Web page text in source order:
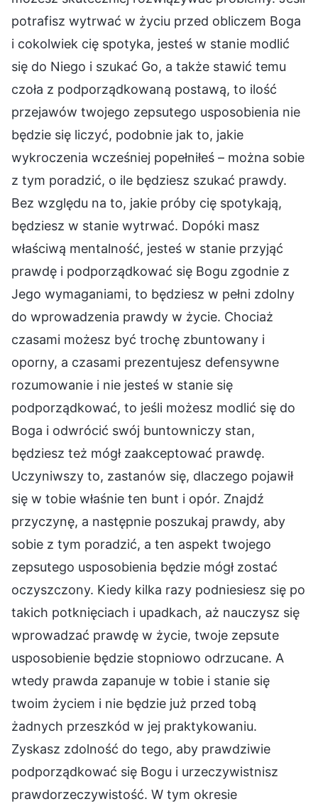
potrafisz wytrwać w życiu przed obliczem Boga
i cokolwiek cię spotyka, jesteś w stanie modlić
się do Niego i szukać Go, a także stawić temu
czoła z podporządkowaną postawą, to ilość
przejawów twojego zepsutego usposobienia nie
będzie się liczyć, podobnie jak to, jakie
wykroczenia wcześniej popełniłeś – można sobie
z tym poradzić, o ile będziesz szukać prawdy.
Bez względu na to, jakie próby cię spotykają,
będziesz w stanie wytrwać. Dopóki masz
właściwą mentalność, jesteś w stanie przyjąć
prawdę i podporządkować się Bogu zgodnie z
Jego wymaganiami, to będziesz w pełni zdolny
do wprowadzenia prawdy w życie. Chociaż
czasami możesz być trochę zbuntowany i
oporny, a czasami prezentujesz defensywne
rozumowanie i nie jesteś w stanie się
podporządkować, to jeśli możesz modlić się do
Boga i odwrócić swój buntowniczy stan,
będziesz też mógł zaakceptować prawdę.
Uczyniwszy to, zastanów się, dlaczego pojawił
się w tobie właśnie ten bunt i opór. Znajdź
przyczynę, a następnie poszukaj prawdy, aby
sobie z tym poradzić, a ten aspekt twojego
zepsutego usposobienia będzie mógł zostać
oczyszczony. Kiedy kilka razy podniesiesz się po
takich potknięciach i upadkach, aż nauczysz się
wprowadzać prawdę w życie, twoje zepsute
usposobienie będzie stopniowo odrzucane. A
wtedy prawda zapanuje w tobie i stanie się
twoim życiem i nie będzie już przed tobą
żadnych przeszkód w jej praktykowaniu.
Zyskasz zdolność do tego, aby prawdziwie
podporządkować się Bogu i urzeczywistnisz
prawdorzeczywistość. W tym okresie